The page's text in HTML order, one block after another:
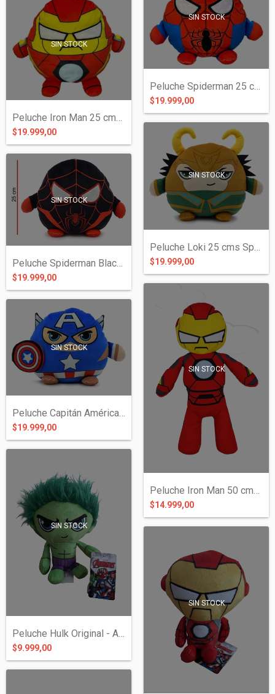
SIN STOCK
Peluche Iron Man 25 cms Spandex - Avenge...
$19.999,00
SIN STOCK
Peluche Spiderman 25 cms Spandex - Hombr...
$19.999,00
SIN STOCK
Peluche Spiderman Black Miles Morales 25...
$19.999,00
SIN STOCK
Peluche Loki 25 cms Spandex - Marvel Ave...
$19.999,00
SIN STOCK
Peluche Capitán América 25 cms Spandex -...
$19.999,00
SIN STOCK
Peluche Iron Man 50 cms - Avengers
$14.999,00
SIN STOCK
Peluche Hulk Original - Avengers
$9.999,00
SIN STOCK